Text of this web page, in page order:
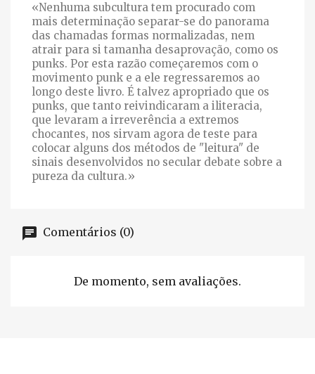
«Nenhuma subcultura tem procurado com
mais determinação separar-se do panorama
das chamadas formas normalizadas, nem
atrair para si tamanha desaprovação, como os
punks. Por esta razão começaremos com o
movimento punk e a ele regressaremos ao
longo deste livro. É talvez apropriado que os
punks, que tanto reivindicaram a iliteracia,
que levaram a irreverência a extremos
chocantes, nos sirvam agora de teste para
colocar alguns dos métodos de "leitura" de
sinais desenvolvidos no secular debate sobre a
pureza da cultura.»
Comentários (0)
De momento, sem avaliações.